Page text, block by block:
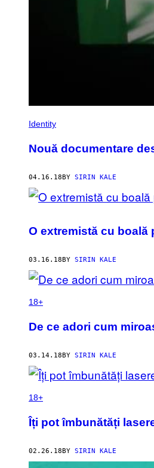
Identity
Nouă documentare
04.16.18BY SIRIN KALE
O extremistă cu boală
03.16.18BY SIRIN KALE
18+
De ce adori cum
03.14.18BY SIRIN KALE
18+
Îți pot îmbunătăți
02.26.18BY SIRIN KALE